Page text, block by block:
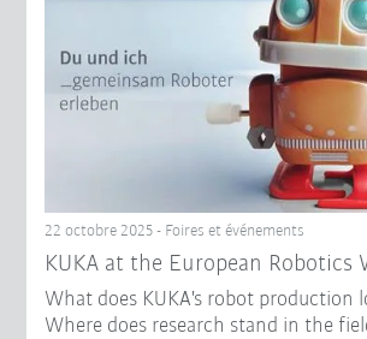
22 octobre 2025 - Foires et événements
KUKA at the European Robotics
What does KUKA's robot production
Where does research stand in the